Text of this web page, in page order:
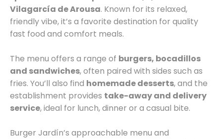
Vilagarcía de Arousa. Known for its relaxed,
friendly vibe, it’s a favorite destination for quality
fast food and comfort meals.
The menu offers a range of burgers, bocadillos
and sandwiches, often paired with sides such as
fries. You’ll also find homemade desserts, and the
establishment provides take-away and delivery
service, ideal for lunch, dinner or a casual bite.
Burger Jardín’s approachable menu and